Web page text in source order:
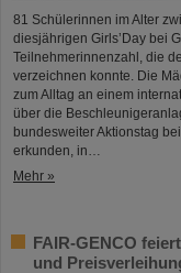
81 Schülerinnen im Alter
diesjährigen Girls’Day bei
Teilnehmerinnenzahl, die
verzeichnen konnte. Die
zum Alltag an einem
über die
bundesweiter Aktionstag
erkunden, in…
Mehr »
FAIR-GENCO
und